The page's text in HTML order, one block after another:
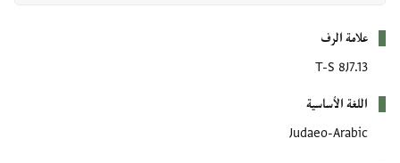
علامة الرف
T-S 8J7.13
اللغة الأساسية
Judaeo-Arabic